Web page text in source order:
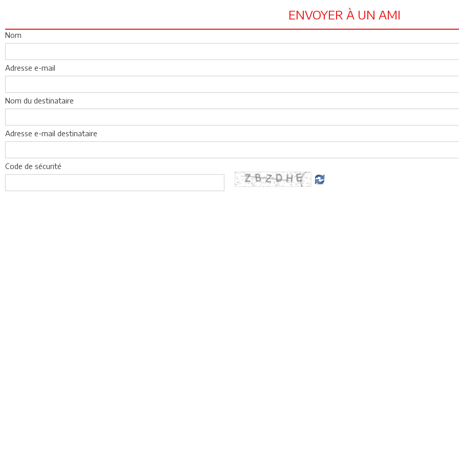
ENVOYER À UN AMI
Nom
Adresse e-mail
Nom du destinataire
Adresse e-mail destinataire
Code de sécurité